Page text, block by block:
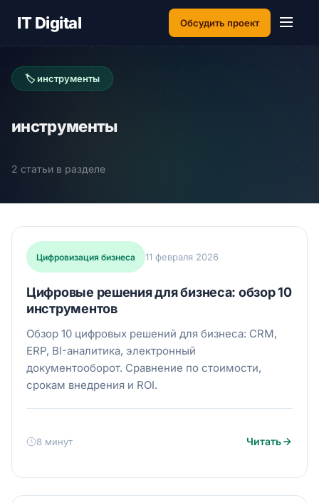
IT Digital Обсудить проект
🏷 инструменты
инструменты
2 статьи в разделе
Цифровизация бизнеса 11 февраля 2026
Цифровые решения для бизнеса: обзор 10
инструментов
Обзор 10 цифровых решений для бизнеса: CRM,
ERP, BI-аналитика, электронный
документооборот. Сравнение по стоимости,
срокам внедрения и ROI.
8 минут Читать